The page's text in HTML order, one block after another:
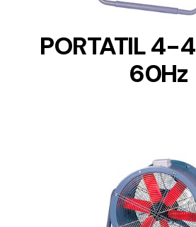
PORTATIL
60Hz